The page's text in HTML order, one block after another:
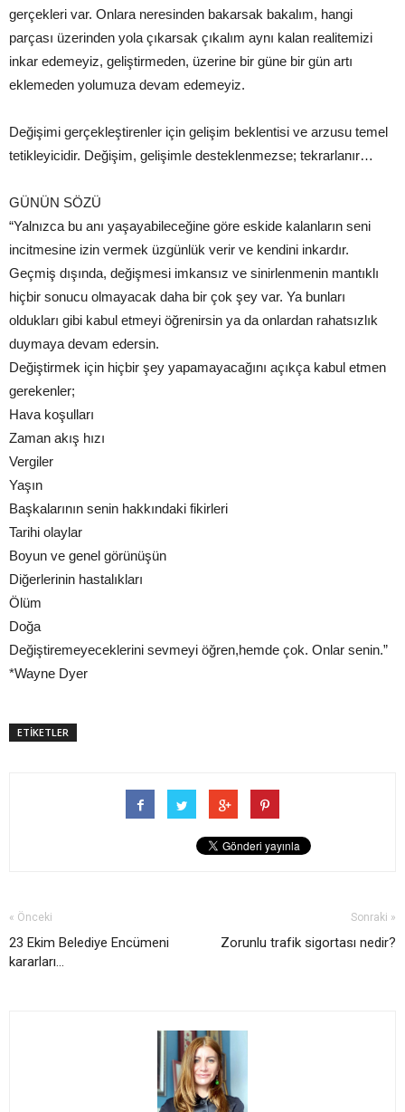
gerçekleri var. Onlara neresinden bakarsak bakalım, hangi
parçası üzerinden yola çıkarsak çıkalım aynı kalan realitemizi
inkar edemeyiz, geliştirmeden, üzerine bir güne bir gün artı
eklemeden yolumuza devam edemeyiz.
Değişimi gerçekleştirenler için gelişim beklentisi ve arzusu temel
tetikleyicidir. Değişim, gelişimle desteklenmezse; tekrarlanır…
GÜNÜN SÖZÜ
“Yalnızca bu anı yaşayabileceğine göre eskide kalanların seni
incitmesine izin vermek üzgünlük verir ve kendini inkardır.
Geçmiş dışında, değişmesi imkansız ve sinirlenmenin mantıklı
hiçbir sonucu olmayacak daha bir çok şey var. Ya bunları
oldukları gibi kabul etmeyi öğrenirsin ya da onlardan rahatsızlık
duymaya devam edersin.
Değiştirmek için hiçbir şey yapamayacağını açıkça kabul etmen
gerekenler;
Hava koşulları
Zaman akış hızı
Vergiler
Yaşın
Başkalarının senin hakkındaki fikirleri
Tarihi olaylar
Boyun ve genel görünüşün
Diğerlerinin hastalıkları
Ölüm
Doğa
Değiştiremeyeceklerini sevmeyi öğren,hemde çok. Onlar senin.”
*Wayne Dyer
ETİKETLER
« Önceki
23 Ekim Belediye Encümeni
kararları...
Sonraki »
Zorunlu trafik sigortası nedir?